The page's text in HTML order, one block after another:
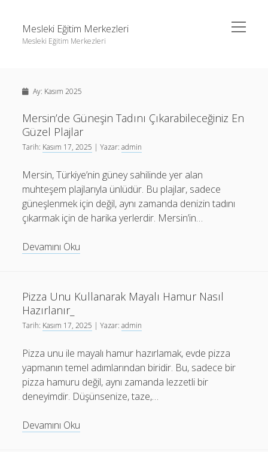
Mesleki Eğitim Merkezleri
Mesleki Eğitim Merkezleri
menüyü
aç
Liste
Sayfa Listesi
Threads Beğeni Arttırma
Igtv Yorum Yükseltme Hilesi
Threads Beğeni Arttırma
Twitter Gizli Hesaba Nasıl Bakılır
Ay: Kasım 2025
Mersin’de Güneşin Tadını Çıkarabileceğiniz En
Güzel Plajlar
Tarih: Kasım 17, 2025 | Yazar:admin
Mersin, Türkiye’nin güney sahilinde yer alan
muhteşem plajlarıyla ünlüdür. Bu plajlar, sadece
güneşlenmek için değil, aynı zamanda denizin tadını
çıkarmak için de harika yerlerdir. Mersin’in…
Devamını Oku
Çıkarabileceğiniz
En
Plajlar
Pizza Unu Kullanarak Mayalı Hamur Nasıl
Hazırlanır_
Tarih: Kasım 17, 2025 | Yazar:admin
Pizza unu ile mayalı hamur hazırlamak, evde pizza
yapmanın temel adımlarından biridir. Bu, sadece bir
pizza hamuru değil, aynı zamanda lezzetli bir
deneyimdir. Düşünsenize, taze,…
Devamını Oku